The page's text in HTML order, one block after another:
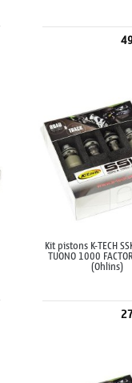
Kit pistons K-TECH
TUONO 1000
(Ohlins)